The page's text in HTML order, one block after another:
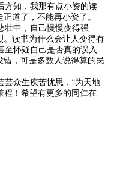
方知，我那有点小资的读
道了，不能再小资了。
壮中，自己慢慢变得强
读书为什么会让人变得有
至怀疑自己是否真的误入
，可是多数人说得算的民
众生疾苦忧思，“为天地
程！希望有更多的同仁在